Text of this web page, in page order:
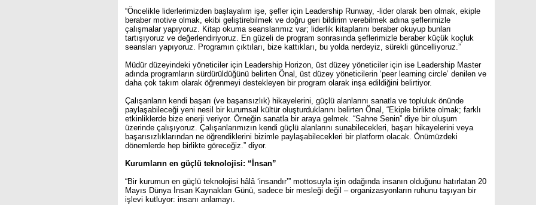
“Öncelikle liderlerimizden başlayalım işe, şefler için Leadership Runway, -lider olarak ben olmak, ekiple
beraber motive olmak, ekibi geliştirebilmek ve doğru geri bildirim verebilmek adına şeflerimizle
çalışmalar yapıyoruz. Kitap okuma seanslarımız var; liderlik kitaplarını beraber okuyup bunları
tartışıyoruz ve değerlendiriyoruz. En güzeli de program sonrasında şeflerimizle beraber küçük koçluk
seansları yapıyoruz. Programın çıktıları, bize kattıkları, bu yolda nerdeyiz, sürekli güncelliyoruz.”
Müdür düzeyindeki yöneticiler için Leadership Horizon, üst düzey yöneticiler için ise Leadership Master
adında programların sürdürüldüğünü belirten Önal, üst düzey yöneticilerin ‘peer learning circle’ denilen ve
daha çok takım olarak öğrenmeyi destekleyen bir program olarak inşa edildiğini belirtiyor.
Çalışanların kendi başarı (ve başarısızlık) hikayelerini, güçlü alanlarını sanatla ve topluluk önünde
paylaşabileceği yeni nesil bir kurumsal kültür oluşturduklarını belirten Önal, “Ekiple birlikte olmak; farklı
etkinliklerde bize enerji veriyor. Örneğin sanatla bir araya gelmek. “Sahne Senin” diye bir oluşum
üzerinde çalışıyoruz. Çalışanlarımızın kendi güçlü alanlarını sunabilecekleri, başarı hikayelerini veya
başarısızlıklarından ne öğrendiklerini bizimle paylaşabilecekleri bir platform olacak. Önümüzdeki
dönemlerde hep birlikte göreceğiz.” diyor.
Kurumların en güçlü teknolojisi: “İnsan”
“Bir kurumun en güçlü teknolojisi hâlâ ‘insandır’” mottosuyla işin odağında insanın olduğunu hatırlatan 20
Mayıs Dünya İnsan Kaynakları Günü, sadece bir mesleği değil – organizasyonların ruhunu taşıyan bir
işlevi kutluyor: insanı anlamayı.